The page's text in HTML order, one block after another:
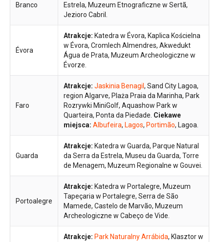
Branco
Estrela, Muzeum Etnograficzne w Sertã,
Jezioro Cabril.
Évora
Atrakcje: Katedra w Évora, Kaplica Kościelna
w Évora, Cromlech Almendres, Akwedukt
Água de Prata, Muzeum Archeologiczne w
Évorze.
Faro
Atrakcje: Jaskinia Benagil , Sand City Lagoa,
region Algarve, Plaża Praia da Marinha, Park
Rozrywki MiniGolf, Aquashow Park w
Quarteira, Ponta da Piedade. Ciekawe
miejsca: Albufeira, Lagos, Portimão, Lagoa.
Guarda
Atrakcje: Katedra w Guarda, Parque Natural
da Serra da Estrela, Museu da Guarda, Torre
de Menagem, Muzeum Regionalne w Gouvei.
Portoalegre
Atrakcje: Katedra w Portalegre, Muzeum
Tapeçaria w Portalegre, Serra de São
Mamede, Castelo de Marvão, Muzeum
Archeologiczne w Cabeço de Vide.
Atrakcje: Park Naturalny Arrábida, Klasztor w